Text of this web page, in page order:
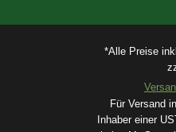
*Alle Preise
Für Versand
Inhaber einer